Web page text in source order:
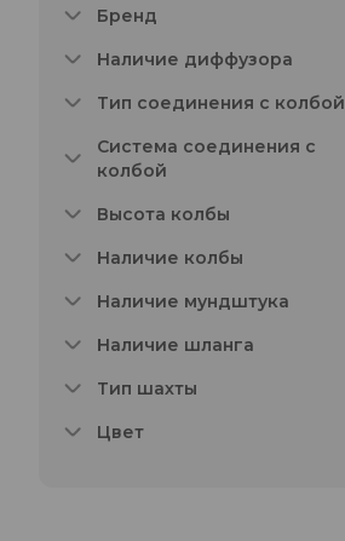
Бренд
Наличие диффузора
Тип соединения с колбой
Система соединения с
колбой
Высота колбы
Наличие колбы
Наличие мундштука
Наличие шланга
Тип шахты
Цвет